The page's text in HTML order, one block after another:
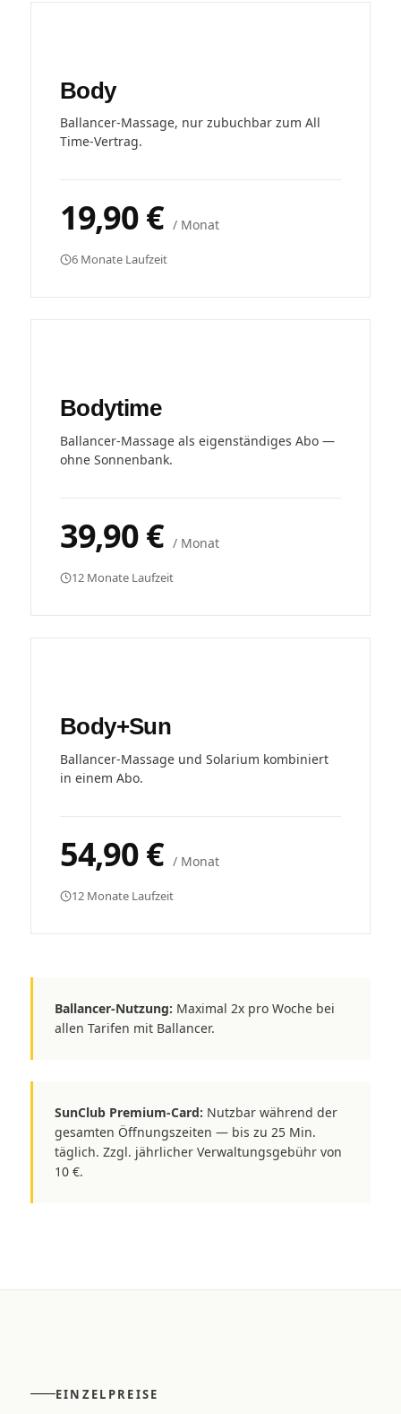
Body
Ballancer-Massage, nur zubuchbar zum All
Time-Vertrag.
19,90 € / Monat
6 Monate Laufzeit
Bodytime
Ballancer-Massage als eigenständiges Abo —
ohne Sonnenbank.
39,90 € / Monat
12 Monate Laufzeit
Body+Sun
Ballancer-Massage und Solarium kombiniert
in einem Abo.
54,90 € / Monat
12 Monate Laufzeit
Ballancer-Nutzung: Maximal 2x pro Woche bei
allen Tarifen mit Ballancer.
SunClub Premium-Card: Nutzbar während der
gesamten Öffnungszeiten — bis zu 25 Min.
täglich. Zzgl. jährlicher Verwaltungsgebühr von
10 €.
EINZELPREISE